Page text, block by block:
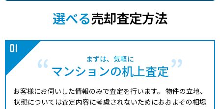
選べる売却査定方法
まずは、気軽に
マンションの机上査定
お客様にお伺いした情報のみで査定を行います。 物件の立地、
状態については査定内容に考慮されないためにおおよその相場